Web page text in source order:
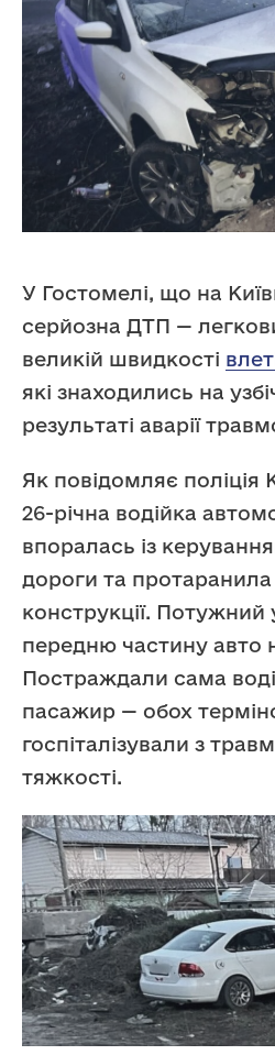
У Гостомелі, що на
серйозна ДТП —
великій швидкості
які знаходились на
результаті аварії
Як повідомляє поліція
26-річна водійка
впоралась із
дороги та протаранила
конструкції.
передню частину авто
Постраждали сама
пасажир — обох
госпіталізували з
тяжкості.